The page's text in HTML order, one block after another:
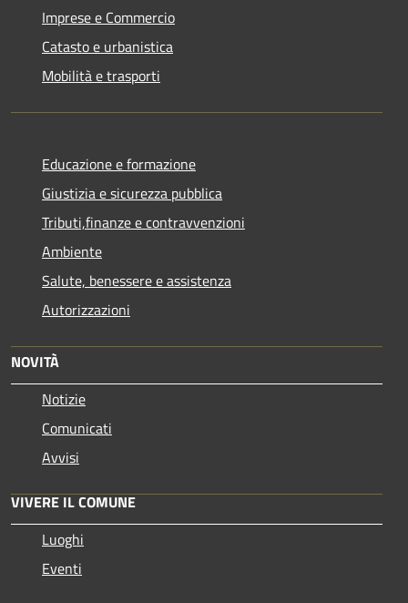
Imprese e Commercio
Catasto e urbanistica
Mobilità e trasporti
Educazione e formazione
Giustizia e sicurezza pubblica
Tributi,finanze e contravvenzioni
Ambiente
Salute, benessere e assistenza
Autorizzazioni
NOVITÀ
Notizie
Comunicati
Avvisi
VIVERE IL COMUNE
Luoghi
Eventi